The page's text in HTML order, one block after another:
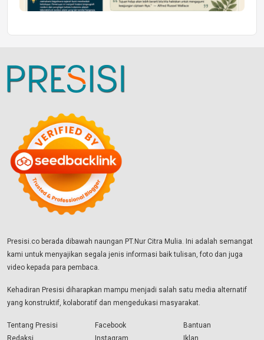
Presisi.co berada dibawah naungan PT.Nur Citra Mulia. Ini adalah semangat
kami untuk menyajikan segala jenis informasi baik tulisan, foto dan juga
video kepada para pembaca.
Kehadiran Presisi diharapkan mampu menjadi salah satu media alternatif
yang konstruktif, kolaboratif dan mengedukasi masyarakat.
Tentang Presisi
Redaksi
Facebook
Instagram
Bantuan
Iklan